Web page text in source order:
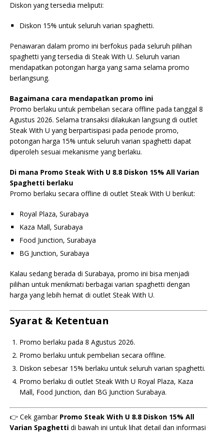
Diskon yang tersedia meliputi:
Diskon 15% untuk seluruh varian spaghetti.
Penawaran dalam promo ini berfokus pada seluruh pilihan
spaghetti yang tersedia di Steak With U. Seluruh varian
mendapatkan potongan harga yang sama selama promo
berlangsung.
Bagaimana cara mendapatkan promo ini
Promo berlaku untuk pembelian secara offline pada tanggal 8
Agustus 2026. Selama transaksi dilakukan langsung di outlet
Steak With U yang berpartisipasi pada periode promo,
potongan harga 15% untuk seluruh varian spaghetti dapat
diperoleh sesuai mekanisme yang berlaku.
Di mana Promo Steak With U 8.8 Diskon 15% All Varian
Spaghetti berlaku
Promo berlaku secara offline di outlet Steak With U berikut:
Royal Plaza, Surabaya
Kaza Mall, Surabaya
Food Junction, Surabaya
BG Junction, Surabaya
Kalau sedang berada di Surabaya, promo ini bisa menjadi
pilihan untuk menikmati berbagai varian spaghetti dengan
harga yang lebih hemat di outlet Steak With U.
Syarat & Ketentuan
Promo berlaku pada 8 Agustus 2026.
Promo berlaku untuk pembelian secara offline.
Diskon sebesar 15% berlaku untuk seluruh varian spaghetti.
Promo berlaku di outlet Steak With U Royal Plaza, Kaza
Mall, Food Junction, dan BG Junction Surabaya.
👉 Cek gambar Promo Steak With U 8.8 Diskon 15% All
Varian Spaghetti di bawah ini untuk lihat detail dan informasi